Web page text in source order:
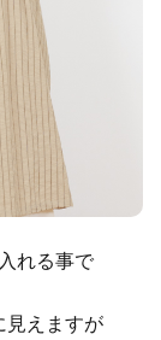
れる事で
見えますが